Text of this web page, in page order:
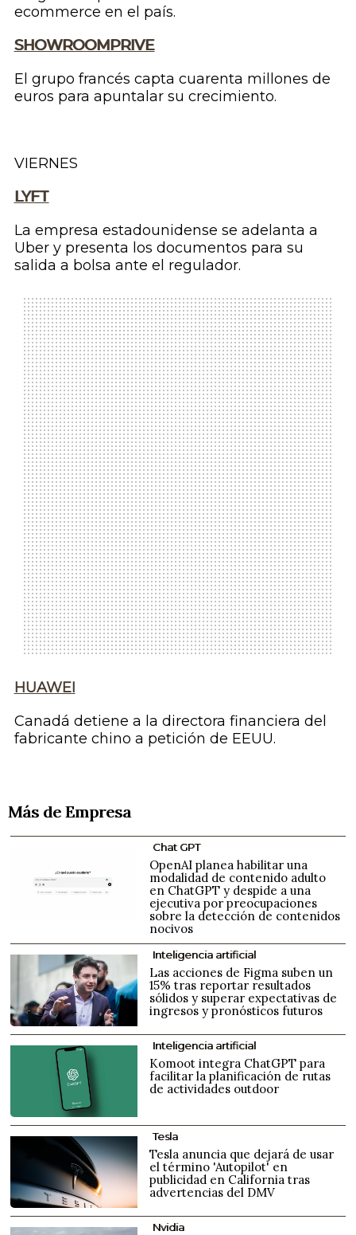
ecommerce en el país.
SHOWROOMPRIVE
El grupo francés capta cuarenta millones de
euros para apuntalar su crecimiento.
VIERNES
LYFT
La empresa estadounidense se adelanta a
Uber y presenta los documentos para su
salida a bolsa ante el regulador.
HUAWEI
Canadá detiene a la directora financiera del
fabricante chino a petición de EEUU.
Más de Empresa
Chat GPT
OpenAI planea habilitar una
modalidad de contenido adulto
en ChatGPT y despide a una
ejecutiva por preocupaciones
sobre la detección de contenidos
nocivos
Inteligencia artificial
Las acciones de Figma suben un
15% tras reportar resultados
sólidos y superar expectativas de
ingresos y pronósticos futuros
Inteligencia artificial
Komoot integra ChatGPT para
facilitar la planificación de rutas
de actividades outdoor
Tesla
Tesla anuncia que dejará de usar
el término 'Autopilot' en
publicidad en California tras
advertencias del DMV
Nvidia